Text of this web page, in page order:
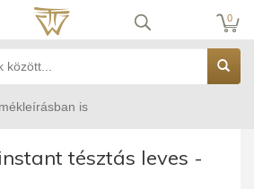
0
is
tésztás leves -